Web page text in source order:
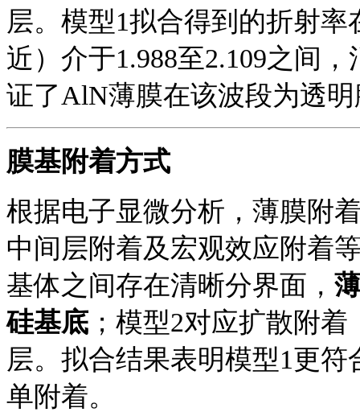
层。模型1拟合得到的折射率
近）介于1.988至2.109之间
证了AlN薄膜在该波段为透
膜基附着方式
根据电子显微分析，薄膜附
中间层附着及宏观效应附着
基体之间存在清晰分界面 ，
硅基底 ；模型2对应扩散附着
层。拟合结果表明模型1更
单附着。